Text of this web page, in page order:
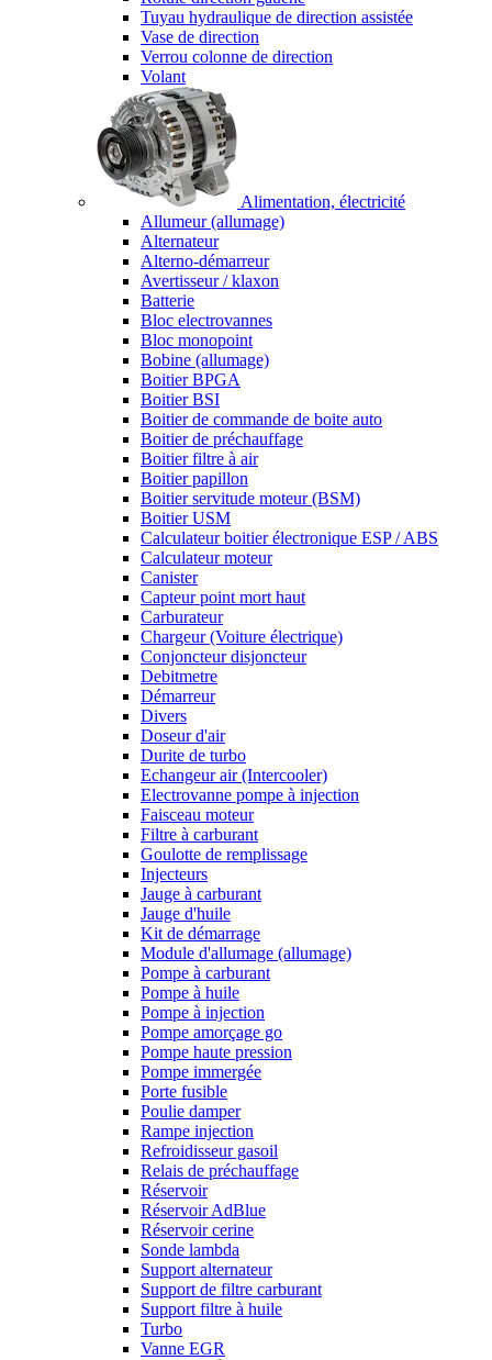
Tuyau hydraulique de direction assistée
Vase de direction
Verrou colonne de direction
Volant
Alimentation, électricité
Allumeur (allumage)
Alternateur
Alterno-démarreur
Avertisseur / klaxon
Batterie
Bloc electrovannes
Bloc monopoint
Bobine (allumage)
Boitier BPGA
Boitier BSI
Boitier de commande de boite auto
Boitier de préchauffage
Boitier filtre à air
Boitier papillon
Boitier servitude moteur (BSM)
Boitier USM
Calculateur boitier électronique ESP / ABS
Calculateur moteur
Canister
Capteur point mort haut
Carburateur
Chargeur (Voiture électrique)
Conjoncteur disjoncteur
Debitmetre
Démarreur
Divers
Doseur d'air
Durite de turbo
Echangeur air (Intercooler)
Electrovanne pompe à injection
Faisceau moteur
Filtre à carburant
Goulotte de remplissage
Injecteurs
Jauge à carburant
Jauge d'huile
Kit de démarrage
Module d'allumage (allumage)
Pompe à carburant
Pompe à huile
Pompe à injection
Pompe amorçage go
Pompe haute pression
Pompe immergée
Porte fusible
Poulie damper
Rampe injection
Refroidisseur gasoil
Relais de préchauffage
Réservoir
Réservoir AdBlue
Réservoir cerine
Sonde lambda
Support alternateur
Support de filtre carburant
Support filtre à huile
Turbo
Vanne EGR